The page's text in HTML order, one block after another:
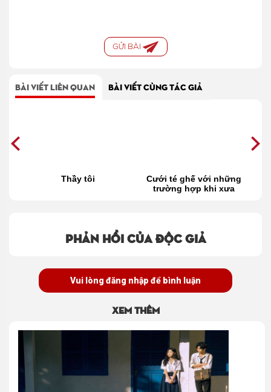
GỬI BÀI
BÀI VIẾT LIÊN QUAN BÀI VIẾT CÙNG TÁC GIẢ
Thầy tôi
Cưới té ghế với những
trường hợp khi xưa
Phản hồi của độc giả
Vui lòng đăng nhập để bình luận
Xem thêm